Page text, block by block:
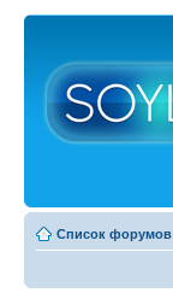
Список форумов